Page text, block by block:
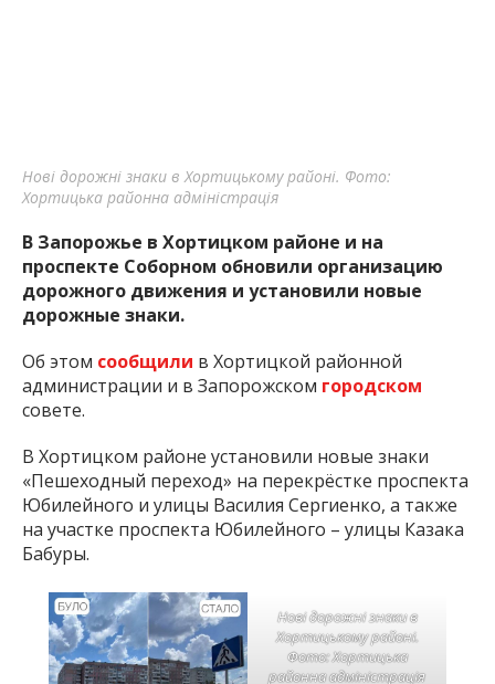
Нові дорожні знаки в Хортицькому районі. Фото:
Хортицька районна адміністрація
В Запорожье в Хортицком районе и на
проспекте Соборном обновили организацию
дорожного движения и установили новые
дорожные знаки.
Об этом сообщили в Хортицкой районной
администрации и в Запорожском городском
совете.
В Хортицком районе установили новые знаки
«Пешеходный переход» на перекрёстке проспекта
Юбилейного и улицы Василия Сергиенко, а также
на участке проспекта Юбилейного – улицы Казака
Бабуры.